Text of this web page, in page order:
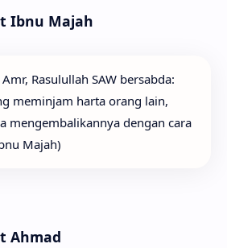
Ibnu Majah
Rasulullah SAW bersabda:
meminjam harta orang lain,
mengembalikannya dengan cara
Majah)
Ahmad